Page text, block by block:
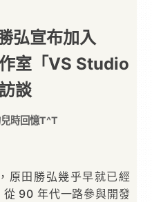
弘宣布加入
室「VS Studio
談
時回憶T^T
原田勝弘幾乎早就已經
從 90 年代一路參與開發